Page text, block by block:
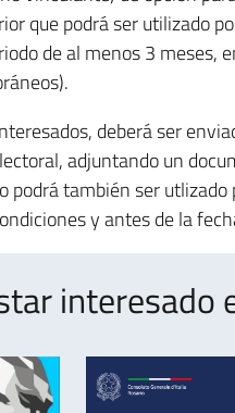
que podrá ser utilizado
de al menos 3 meses,
deberá ser
adjuntando un
podrá también ser
y antes de la
interesado